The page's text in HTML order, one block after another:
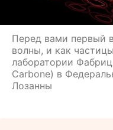
Перед вами первый
волны, и как
лаборатории
Carbone) в
Лозанны